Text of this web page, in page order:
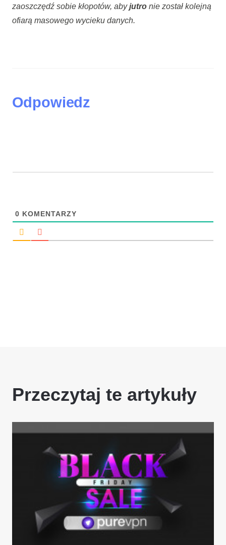
zaoszczędź sobie kłopotów, abyjutronie został kolejną
ofiarą masowego wycieku danych.
Odpowiedz
0 KOMENTARZY
Przeczytaj te artykuły